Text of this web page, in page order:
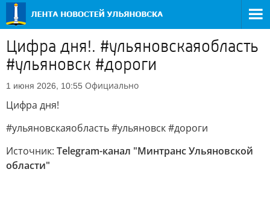
Цифра дня!. #ульяновскаяобласть
#ульяновск #дороги
1 июня 2026, 10:55 Официально
Цифра дня!
#ульяновскаяобласть #ульяновск #дороги
Источник: Telegram-канал "Минтранс Ульяновской
области"